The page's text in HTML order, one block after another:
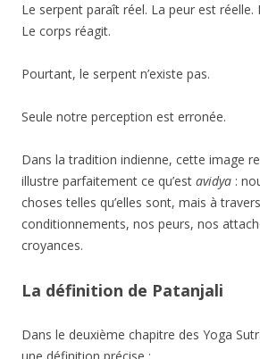
Le serpent paraît réel. La peur est réelle.
Le corps réagit.
Pourtant, le serpent n’existe pas.
Seule notre perception est erronée.
Dans la tradition indienne, cette image
illustre parfaitement ce qu’est avidya :
choses telles qu’elles sont, mais à
conditionnements, nos peurs, nos
croyances.
La définition de Patanjali
Dans le deuxième chapitre des Yoga